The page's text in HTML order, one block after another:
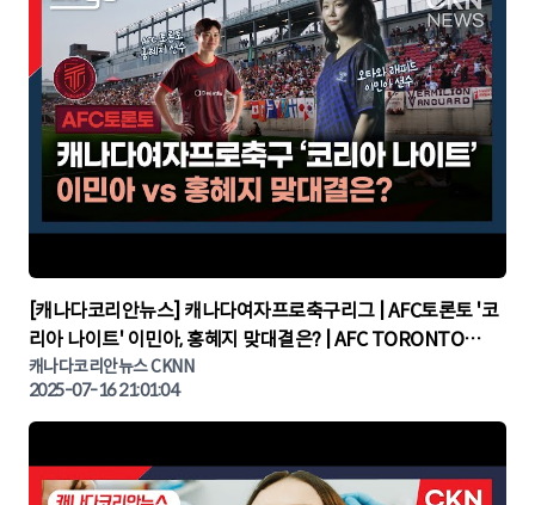
▶
[캐나다코리안뉴스] 캐나다여자프로축구리그 | AFC토론토 '코
리아 나이트' 이민아, 홍혜지 맞대결은? | AFC TORONTO
KOREA NIGHT | 캐나다뉴스 | 토론토뉴스
캐나다코리안뉴스 CKNN
2025-07-16 21:01:04